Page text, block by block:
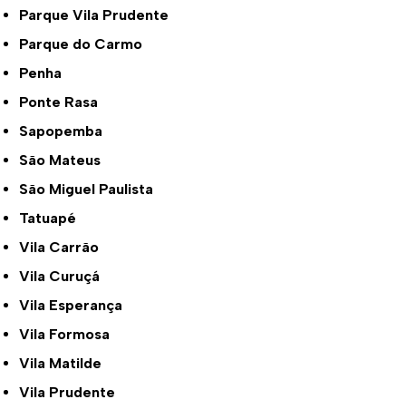
Parque Vila Prudente
Parque do Carmo
Penha
Ponte Rasa
Sapopemba
São Mateus
São Miguel Paulista
Tatuapé
Vila Carrão
Vila Curuçá
Vila Esperança
Vila Formosa
Vila Matilde
Vila Prudente